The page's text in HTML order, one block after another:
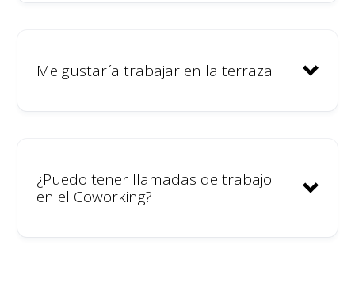
Me gustaría trabajar en la terraza
¿Puedo tener llamadas de trabajo
en el Coworking?